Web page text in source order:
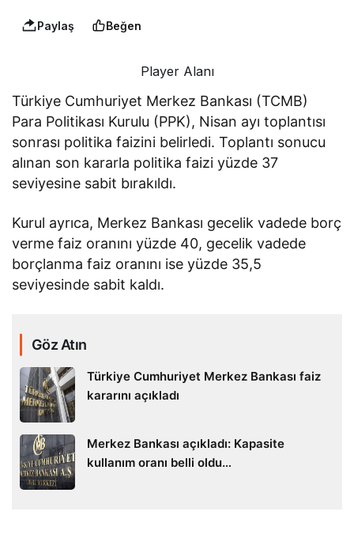
Paylaş Beğen
Player Alanı
Türkiye Cumhuriyet Merkez Bankası (TCMB)
Para Politikası Kurulu (PPK), Nisan ayı toplantısı
sonrası politika faizini belirledi. Toplantı sonucu
alınan son kararla politika faizi yüzde 37
seviyesine sabit bırakıldı.
Kurul ayrıca, Merkez Bankası gecelik vadede borç
verme faiz oranını yüzde 40, gecelik vadede
borçlanma faiz oranını ise yüzde 35,5
seviyesinde sabit kaldı.
Göz Atın
Türkiye Cumhuriyet Merkez Bankası faiz
kararını açıkladı
Merkez Bankası açıkladı: Kapasite
kullanım oranı belli oldu…